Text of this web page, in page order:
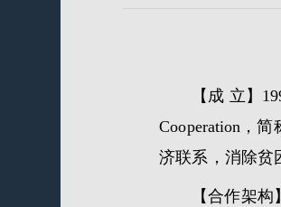
【成 立】
Cooperation，
济联系，消除贫
【合作架